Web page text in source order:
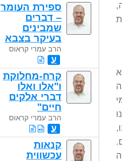
ספירת העומר
– דברים
שמבינים
בעיקר בצבא
הרב עמרי קראוס
ע
קרח-מחלוקת
ו"אלו ואלו
דברי אלקים
חיים"
הרב עמרי קראוס
ע
קנאות
עכשווית